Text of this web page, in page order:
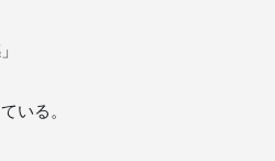
いる。